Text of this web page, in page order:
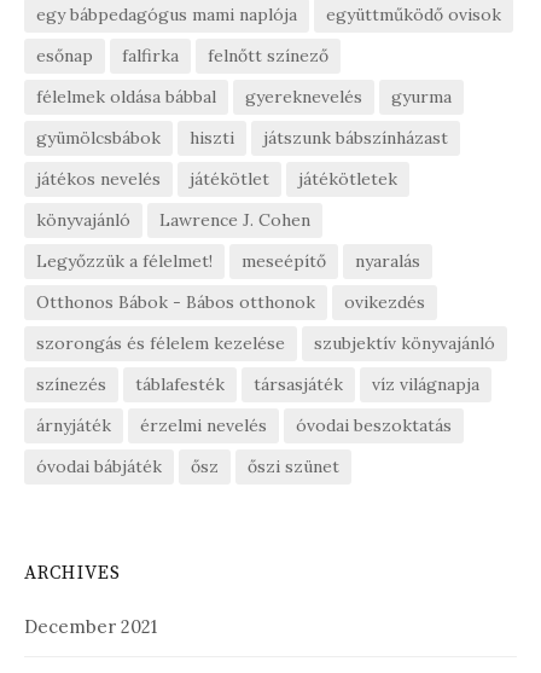
egy bábpedagógus mami naplója
együttműködő ovisok
esőnap
falfirka
felnőtt színező
félelmek oldása bábbal
gyereknevelés
gyurma
gyümölcsbábok
hiszti
játszunk bábszínházast
játékos nevelés
játékötlet
játékötletek
könyvajánló
Lawrence J. Cohen
Legyőzzük a félelmet!
meseépítő
nyaralás
Otthonos Bábok - Bábos otthonok
ovikezdés
szorongás és félelem kezelése
szubjektív könyvajánló
színezés
táblafesték társasjáték
víz világnapja
árnyjáték
érzelmi nevelés
óvodai beszoktatás
óvodai bábjáték
ősz őszi szünet
ARCHIVES
December 2021